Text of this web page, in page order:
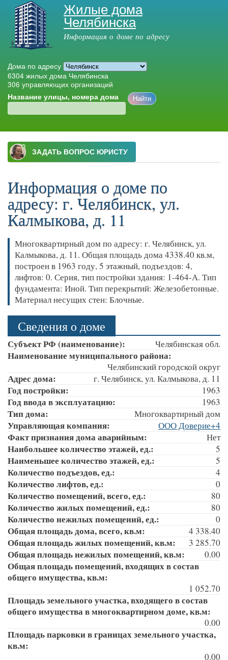
Перейти к
основному
содержанию
Жилые дома
Челябинска
Информация о доме по адресу
Дома по адресу
6304 жилых дома Челябинска
306 управляющих организаций
Название улицы, номера дома
Главное меню
Информация о доме по
адресу: г. Челябинск, ул.
Калмыкова, д. 11
Многоквартирный дом по адресу: г. Челябинск, ул.
Калмыкова, д. 11. Общая площадь дома 4338.40 кв.м,
построен в 1963 году, 5 этажный, подъездов: 4,
лифтов: 0. Серия, тип постройки здания: 1-464-А. Тип
фундамента: Иной. Тип перекрытий: Железобетонные.
Материал несущих стен: Блочные.
Сведения о доме
Субъект РФ (наименование): Челябинская обл.
Наименование муниципального района:
Челябинский городской округ
Адрес дома: г. Челябинск, ул. Калмыкова, д. 11
Год постройки: 1963
Год ввода в эксплуатацию: 1963
Тип дома: Многоквартирный дом
Управляющая компания: ООО Доверие+4
Факт признания дома аварийным: Нет
Наибольшее количество этажей, ед.: 5
Наименьшее количество этажей, ед.: 5
Количество подъездов, ед.: 4
Количество лифтов, ед.: 0
Количество помещений, всего, ед.: 80
Количество жилых помещений, ед.: 80
Количество нежилых помещений, ед.: 0
Общая площадь дома, всего, кв.м: 4 338.40
Общая площадь жилых помещений, кв.м: 3 285.70
Общая площадь нежилых помещений, кв.м: 0.00
Общая площадь помещений, входящих в состав
общего имущества, кв.м:
1 052.70
Площадь земельного участка, входящего в состав
общего имущества в многоквартирном доме, кв.м:
0.00
Площадь парковки в границах земельного участка,
кв.м:
0.00